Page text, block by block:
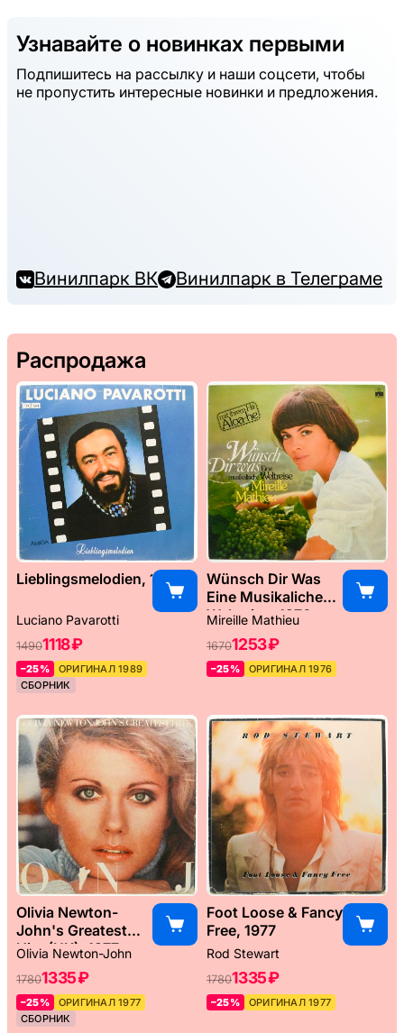
Узнавайте о новинках первыми
Подпишитесь на рассылку и наши соцсети, чтобы
не пропустить интересные новинки и предложения.
Винилпарк ВК Винилпарк в Телеграме
Распродажа
Lieblingsmelodien, 1989
Luciano Pavarotti
14901118 ₽
–25%
ОРИГИНАЛ 1989
СБОРНИК
Wünsch Dir Was
Eine Musikaliche
Weltreise, 1976
Mireille Mathieu
16701253 ₽
–25% ОРИГИНАЛ 1976
Olivia Newton-
John's Greatest
Hits (UK), 1977
Olivia Newton-John
17801335 ₽
–25%
ОРИГИНАЛ 1977
СБОРНИК
Foot Loose & Fancy
Free, 1977
Rod Stewart
17801335 ₽
–25% ОРИГИНАЛ 1977